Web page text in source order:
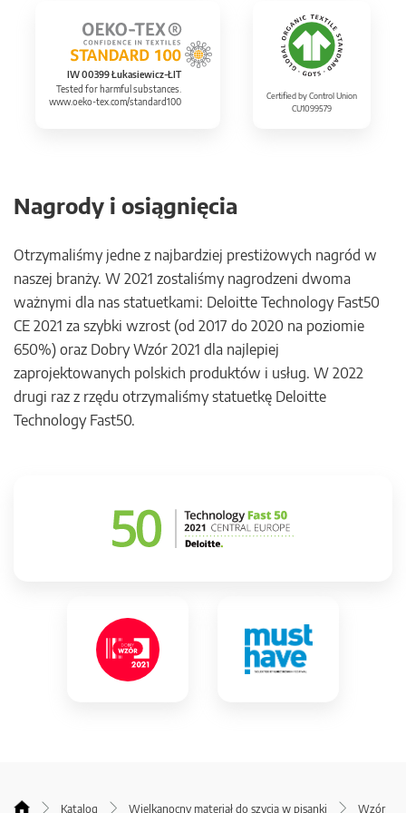
IW 00399 Łukasiewicz-ŁIT
Tested for harmful substances.
www.oeko-tex.com/standard100
Certified by Control Union
CU1099579
Nagrody i osiągnięcia
Otrzymaliśmy jedne z najbardziej prestiżowych nagród w
naszej branży. W 2021 zostaliśmy nagrodzeni dwoma
ważnymi dla nas statuetkami: Deloitte Technology Fast50
CE 2021 za szybki wzrost (od 2017 do 2020 na poziomie
650%) oraz Dobry Wzór 2021 dla najlepiej
zaprojektowanych polskich produktów i usług. W 2022
drugi raz z rzędu otrzymaliśmy statuetkę Deloitte
Technology Fast50.
Katalog Wielkanocny materiał do szycia w pisanki Wzór